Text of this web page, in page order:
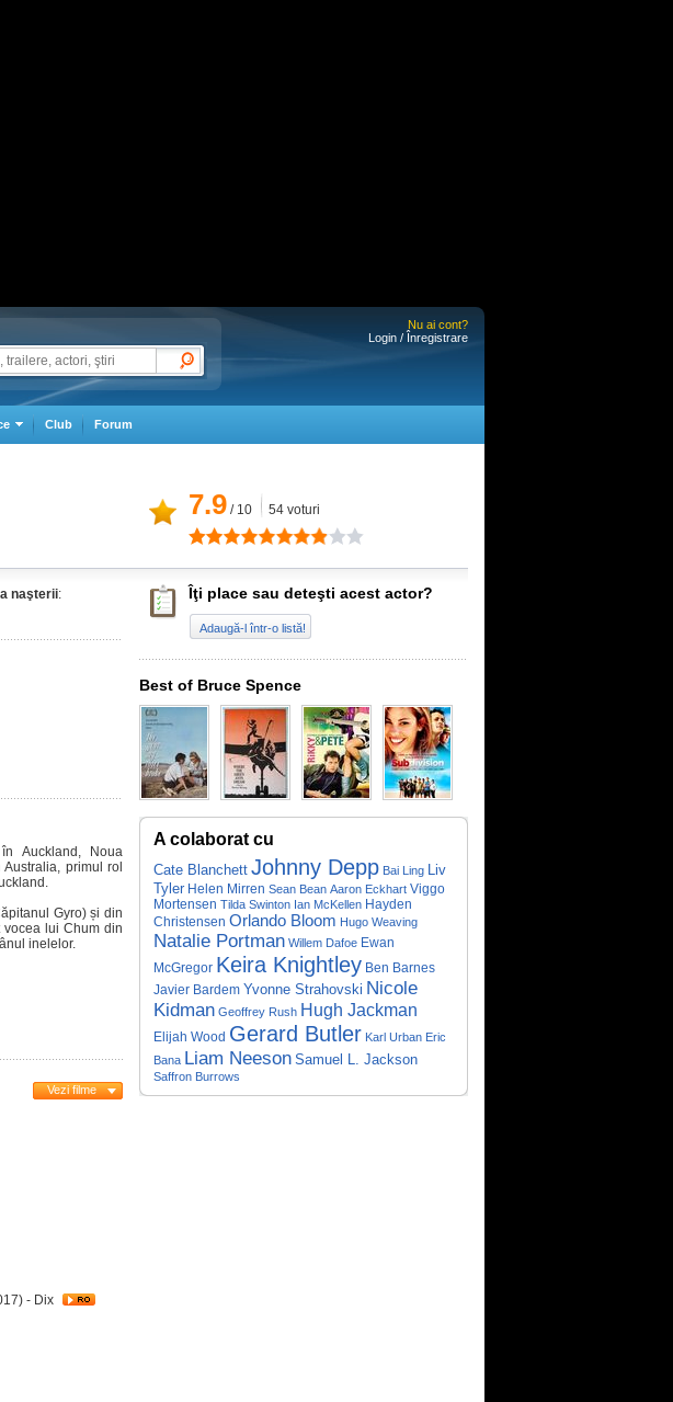
Nu ai cont?
Login / Înregistrare
Club Forum
7.9 / 10 54 voturi
naşterii:
Auckland, Noua
primul rol
Gyro) și din
vocea lui Chum din
inelelor.
Vezi filme
- Dix
Îţi place sau deteşti acest actor?
Adaugă-l într-o listă!
Best of Bruce Spence
A colaborat cu
Cate Blanchett Johnny Depp Bai Ling Liv
Tyler Helen Mirren Sean Bean Aaron Eckhart Viggo
Mortensen Tilda Swinton Ian McKellen Hayden
Christensen Orlando Bloom Hugo Weaving
Natalie Portman Willem Dafoe Ewan
McGregor Keira Knightley Ben Barnes
Javier Bardem Yvonne Strahovski Nicole
Kidman Geoffrey Rush Hugh Jackman
Elijah Wood Gerard Butler Karl Urban Eric
Bana Liam Neeson Samuel L. Jackson
Saffron Burrows